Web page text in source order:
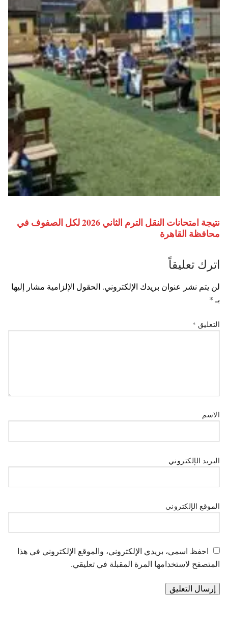
نتيجة امتحانات النقل الترم الثاني 2026 لكل الصفوف في
محافظة القاهرة
اترك تعليقاً
لن يتم نشر عنوان بريدك الإلكتروني. الحقول الإلزامية مشار إليها
بـ *
التعليق *
الاسم
البريد الإلكتروني
الموقع الإلكتروني
احفظ اسمي، بريدي الإلكتروني، والموقع الإلكتروني في هذا
المتصفح لاستخدامها المرة المقبلة في تعليقي.